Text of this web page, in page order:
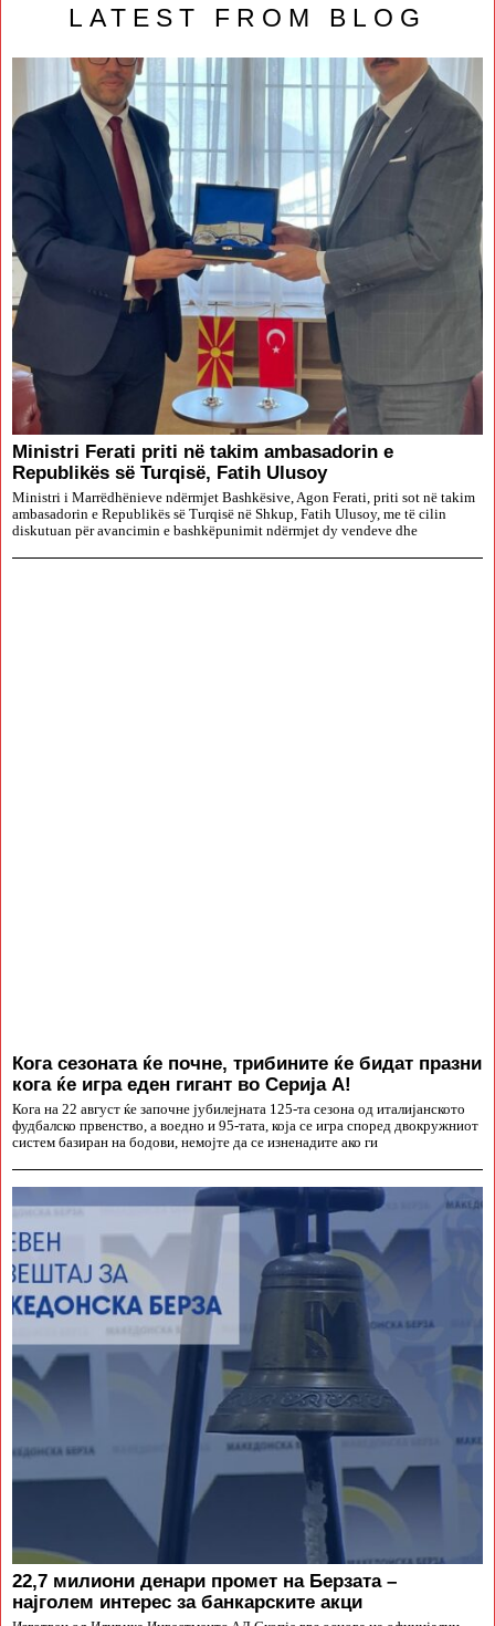
LATEST FROM BLOG
Ministri Ferati priti në takim ambasadorin e
Republikës së Turqisë, Fatih Ulusoy
Ministri i Marrëdhënieve ndërmjet Bashkësive, Agon Ferati, priti sot në takim
ambasadorin e Republikës së Turqisë në Shkup, Fatih Ulusoy, me të cilin
diskutuan për avancimin e bashkëpunimit ndërmjet dy vendeve dhe
Кога сезоната ќе почне, трибините ќе бидат празни
кога ќе игра еден гигант во Серија А!
Кога на 22 август ќе започне јубилејната 125-та сезона од италијанското
фудбалско првенство, а воедно и 95-тата, која се игра според двокружниот
систем базиран на бодови, немојте да се изненадите ако ги
22,7 милиони денари промет на Берзата –
најголем интерес за банкарските акци